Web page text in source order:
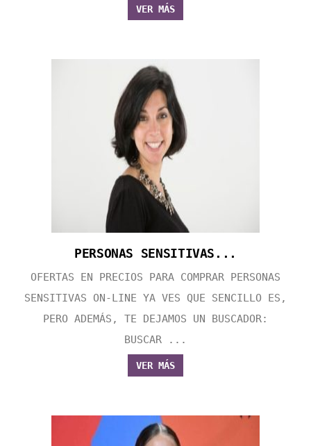
VER MÁS
PERSONAS SENSITIVAS...
OFERTAS EN PRECIOS PARA COMPRAR PERSONAS
SENSITIVAS ON-LINE YA VES QUE SENCILLO ES,
PERO ADEMÁS, TE DEJAMOS UN BUSCADOR:
BUSCAR ...
VER MÁS